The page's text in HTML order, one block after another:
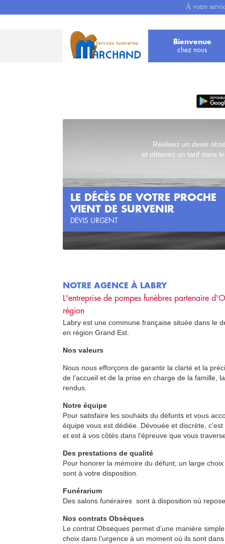
À votre
Bienvenue
chez nous
Réalisez un devis
et obtenez un tarif dans
LE DÉCÈS DE VOTRE PROCHE
VIENT DE SURVENIR
DEVIS URGENT
NOTRE AGENCE À LABRY
L'entreprise de pompes funèbres partenaire d'
région
Labry est une commune française située dans le
en région Grand Est.
Nos valeurs
Nous nous efforçons de garantir la clarté et la
de l’accueil et de la prise en charge de la famille,
rendus.
Notre équipe
Pour satisfaire les souhaits du défunts et vous
équipe vous est dédiée. Dévouée et discrète,
et est à vos côtés dans l'épreuve que vous
Des prestations de qualité
Pour honorer la mémoire du défunt, un large
sont à votre disposition.
Funérarium
Des salons funéraires sont à disposition où
Nos contrats Obsèques
Le contrat Obséques permet d’une manière
choix dans l’urgence à un moment où ils sont